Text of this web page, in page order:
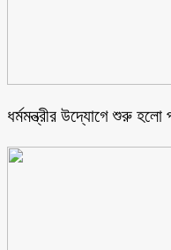
ধর্মমন্ত্রীর উদ্যোগে শুরু